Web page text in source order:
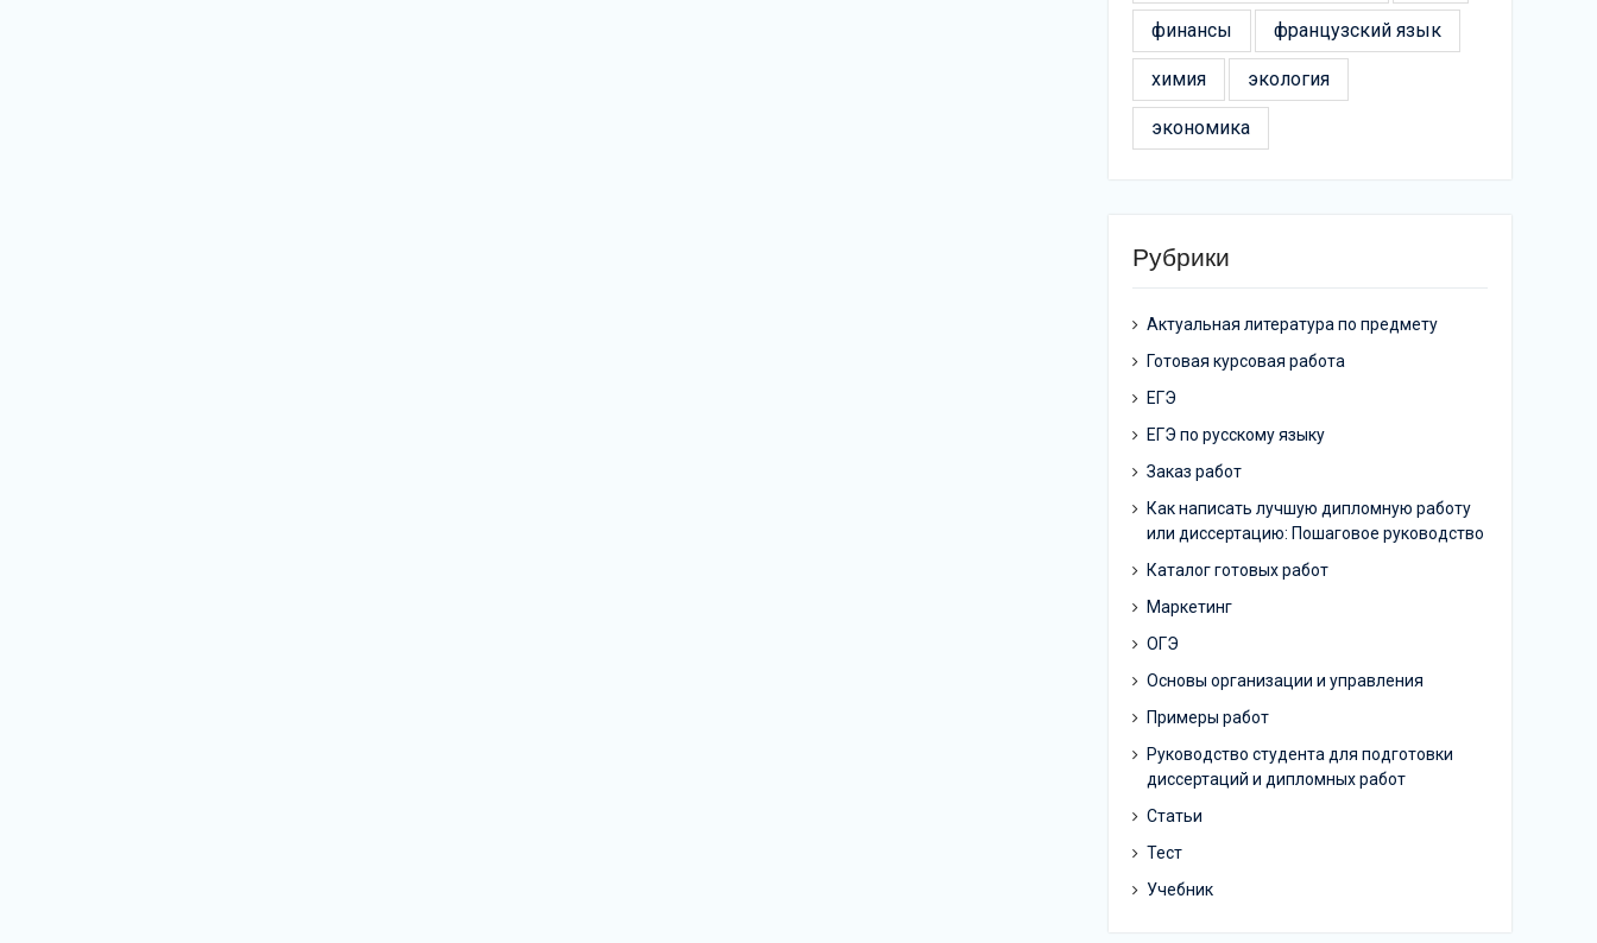
финансы французский язык
химия экология
экономика
Рубрики
Актуальная литература по предмету
Готовая курсовая работа
ЕГЭ
ЕГЭ по русскому языку
Заказ работ
Как написать лучшую дипломную работу
или диссертацию: Пошаговое руководство
Каталог готовых работ
Маркетинг
ОГЭ
Основы организации и управления
Примеры работ
Руководство студента для подготовки
диссертаций и дипломных работ
Статьи
Тест
Учебник